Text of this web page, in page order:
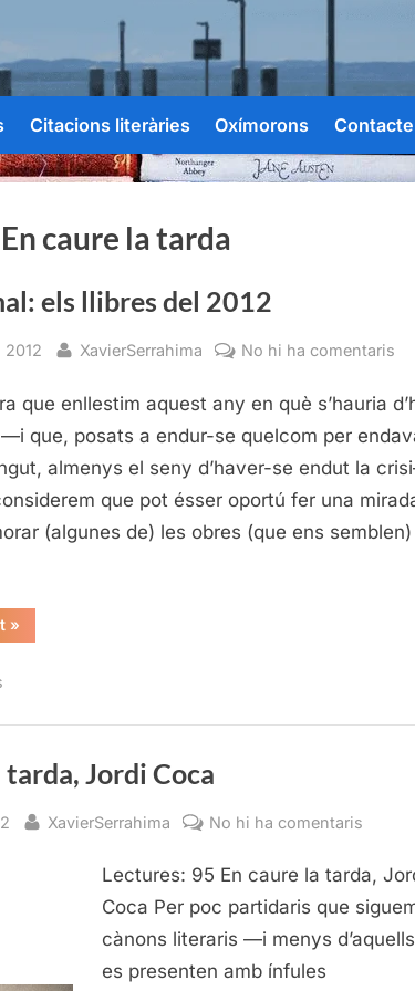
Citacions literàries Oxímorons Contacte
En caure la tarda
els llibres del 2012
2012 By
XavierSerrahima No hi ha comentaris
que enllestim aquest any en què s’hauria
que, posats a endur-se quelcom per
almenys el seny d’haver-se endut la
que pot ésser oportú fer una
(algunes de) les obres (que ens
“Tria
personal:
»
tarda, Jordi Coca
By
XavierSerrahima No hi ha comentaris
caure
la
tarda,
Lectures: 95 En caure la tarda,
Coca Per poc partidaris que
cànons literaris —i menys
es presenten amb ínfules